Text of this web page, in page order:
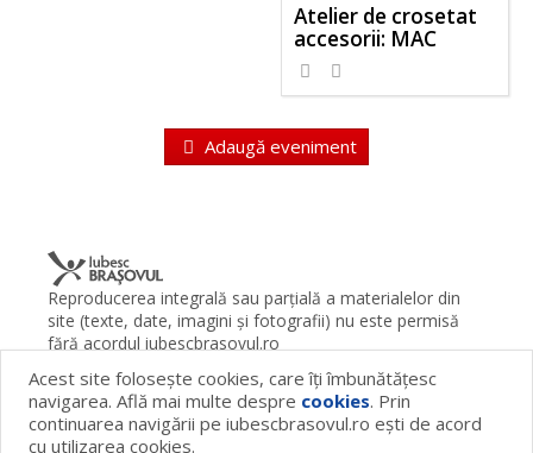
Atelier de crosetat
accesorii: MAC
Adaugă eveniment
Reproducerea integrală sau parţială a materialelor din
site (texte, date, imagini şi fotografii) nu este permisă
fără acordul iubescbrasovul.ro
Termeni şi condiţii
Contact Despre proiect
FAQ
Cookies
Publicitate
© 2026 iubescbrasovul.ro
Acest site foloseşte cookies, care îţi îmbunătăţesc
navigarea. Află mai multe despre cookies. Prin
continuarea navigării pe iubescbrasovul.ro eşti de acord
cu utilizarea cookies.